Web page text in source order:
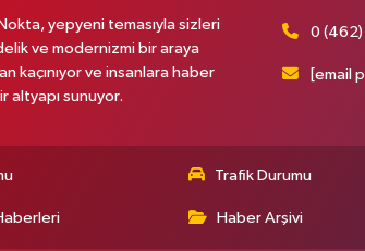
yepyeni temasıyla sizleri
ve modernizmi bir araya
kaçınıyor ve insanlara haber
altyapı sunuyor.
0 (462)
[email
Trafik Durumu
Haber Arşivi